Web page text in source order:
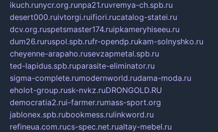
ikuch.runycr.org.runpa21.ruvremya-ch.spb.ru
desert000.ruivtorgi.ruifiori.rucatalog-statei.ru
dcv.org.ruspetsmaster174.ruipkameryhiseeu.ru
dum26.ruruspol.spb.rufr-opendp.rukam-solnyshko.ru
cheyenne-arapaho.rusevzapmetal.spb.ru
ted-lapidus.spb.ruparasite-eliminator.ru
sigma-complete.rumodernworld.rudama-moda.ru
eholot-group.rusk-nvkz.ruDRONGOLD.RU
democratia2.rui-farmer.rumass-sport.org
jablonex.spb.rubookmess.rulinkword.ru
refineua.com.rucs-spec.net.rualtay-mebel.ru